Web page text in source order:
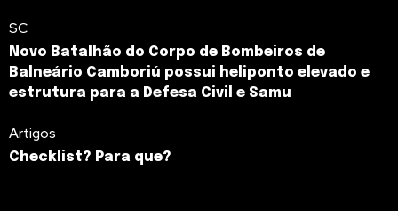
SC
Novo Batalhão do Corpo de Bombeiros de
Balneário Camboriú possui heliponto elevado e
estrutura para a Defesa Civil e Samu
Artigos
Checklist? Para que?